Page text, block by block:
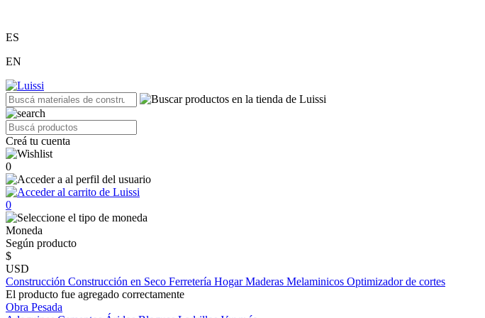
ES
EN
Creá tu cuenta
0
0
Moneda
Según producto
$
USD
Construcción Construcción en Seco Ferretería HogarMaderas Melaminicos Optimizador de cortes
El producto fue agregado correctamente
Obra Pesada